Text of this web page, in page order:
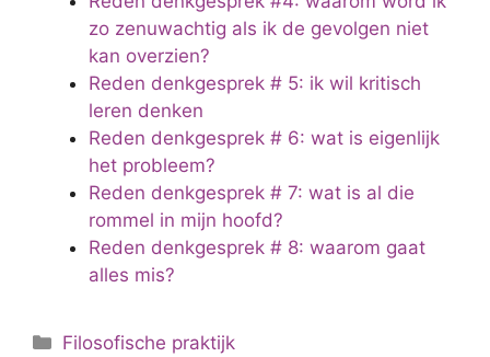
zo zenuwachtig als ik de gevolgen niet
kan overzien?
Reden denkgesprek # 5: ik wil kritisch
leren denken
Reden denkgesprek # 6: wat is eigenlijk
het probleem?
Reden denkgesprek # 7: wat is al die
rommel in mijn hoofd?
Reden denkgesprek # 8: waarom gaat
alles mis?
Categorieën
Filosofische praktijk